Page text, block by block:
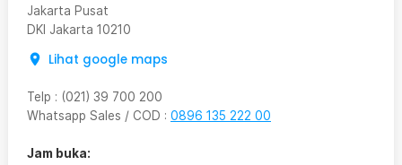
Jakarta Pusat
DKI Jakarta 10210
Lihat google maps
Telp : (021) 39 700 200
Whatsapp Sales / COD : 0896 135 222 00
Jam buka: